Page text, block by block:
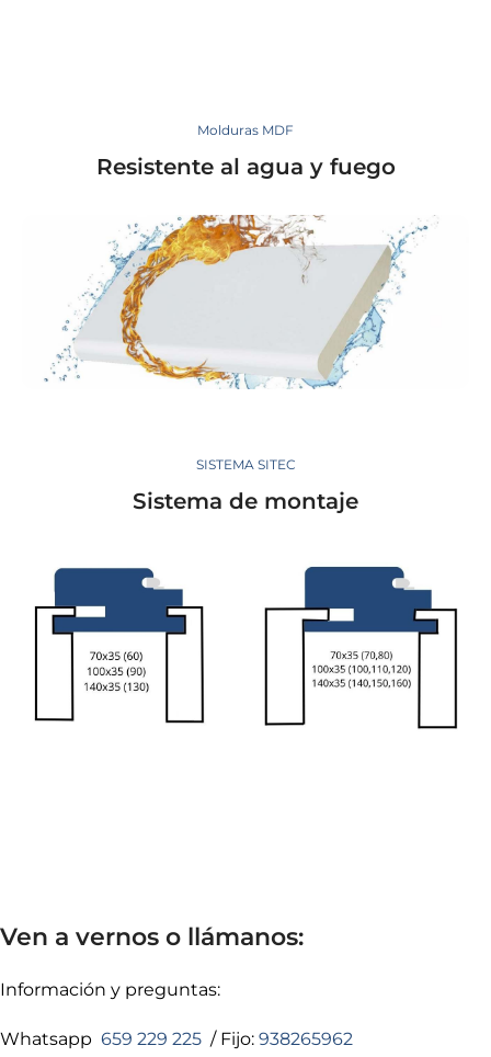
Molduras MDF
Resistente al agua y fuego
SISTEMA SITEC
Sistema de montaje
Ven a vernos o llámanos:
Información y preguntas:
Whatsapp 659 229 225 / Fijo: 938265962